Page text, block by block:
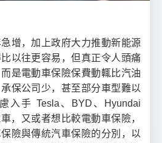
增，加上政府大力推動新能源
以往更容易，但真正令人頭痛
是電動車保險保費動輒比汽油
保公司少，甚至部分車型難以
入手 Tesla、BYD、Hyundai
，又或者想比較電動車保險，
險與傳統汽車保險的分別，以